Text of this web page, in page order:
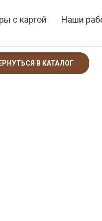
с картой Наши
В КАТАЛОГ